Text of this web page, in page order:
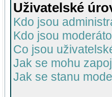
Uživatelské
Kdo jsou
Kdo jsou
Co jsou
Jak se mohu
Jak se stanu